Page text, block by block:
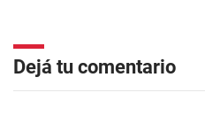
Dejá tu comentario